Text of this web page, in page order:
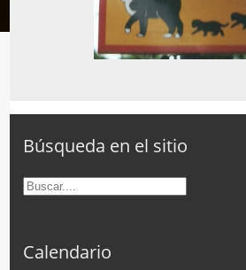
Búsqueda en el sitio
Calendario